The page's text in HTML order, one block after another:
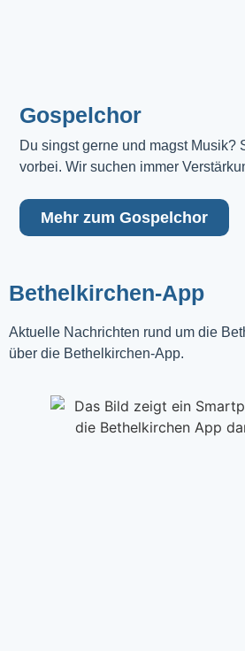
Gospelchor
Du singst gerne und magst Musik?
vorbei. Wir suchen immer
Mehr zum Gospelchor
Bethelkirchen-App
Aktuelle Nachrichten rund um die
über die Bethelkirchen-App.